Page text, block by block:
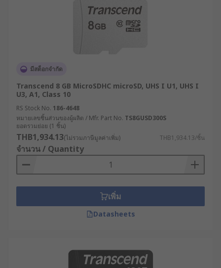
SD Card มีกี่ประเภท และแตก
ต่างกันอย่างไร ?
SD Card สามารถแบ่งตามเทคโนโลยีความจุและรูป
แบบของระบบไฟล์ได้ดังนี้
SD (Secure Digital) : ความจุสูงสุด 4GB ใช้
ระบบไฟล์ FAT16 เหมาะสำหรับงานทั่วไปหรือ
อุปกรณ์รุ่นเก่า
SDHC (High Capacity) : ความจุระหว่าง 4GB-
32GB รองรับระบบไฟล์ FAT32 เหมาะสำหรับการ
ถ่ายวิดีโอ Full HD และงานจัดเก็บข้อมูลทั่วไป
SDXC (Extended Capacity) : ความจุระหว่าง
วิดีโอ 4K และการใช้งานระดับมืออาชีพที่
ต้องการความเร็วสูง
SDUC (Ultra Capacity) : รองรับความจุสูงสุดถึง
เช่น ศูนย์ข้อมูล หรือระบบบันทึกขั้นสูง
มีสต็อกจำกัด
Transcend 8 GB MicroSDHC microSD, UHS I U1, UHS I
U3, A1, Class 10
RS Stock No. 186-4648
หมายเลขชิ้นส่วนของผู้ผลิต / Mfr. Part No. TS8GUSD300S
ยอดรวมย่อย (1 ชิ้น)
THB1,934.13(ไม่รวมภาษีมูลค่าเพิ่ม) THB1,934.13/ชิ้น
จำนวน / Quantity
เพิ่ม
Datasheets